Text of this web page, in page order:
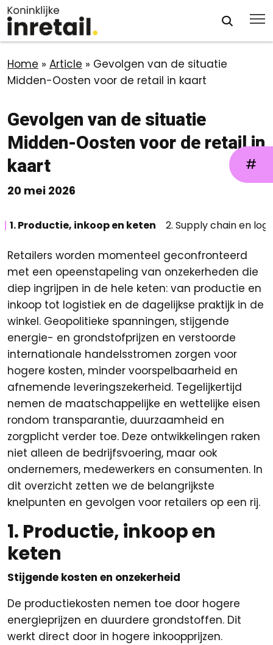
Home » Article » Gevolgen van de situatie
Midden-Oosten voor de retail in kaart
Gevolgen van de situatie
Midden-Oosten voor de retail in
kaart
20 mei 2026
Retailers worden momenteel geconfronteerd
met een opeenstapeling van onzekerheden die
diep ingrijpen in de hele keten: van productie en
inkoop tot logistiek en de dagelijkse praktijk in de
winkel. Geopolitieke spanningen, stijgende
energie- en grondstofprijzen en verstoorde
internationale handelsstromen zorgen voor
hogere kosten, minder voorspelbaarheid en
afnemende leveringszekerheid. Tegelijkertijd
nemen de maatschappelijke en wettelijke eisen
rondom transparantie, duurzaamheid en
zorgplicht verder toe. Deze ontwikkelingen raken
niet alleen de bedrijfsvoering, maar ook
ondernemers, medewerkers en consumenten. In
dit overzicht zetten we de belangrijkste
knelpunten en gevolgen voor retailers op een rij.
1. Productie, inkoop en
keten
Stijgende kosten en onzekerheid
De productiekosten nemen toe door hogere
energieprijzen en duurdere grondstoffen. Dit
werkt direct door in hogere inkoopprijzen.
1. Productie, inkoop en keten 2. Supply chain en
#